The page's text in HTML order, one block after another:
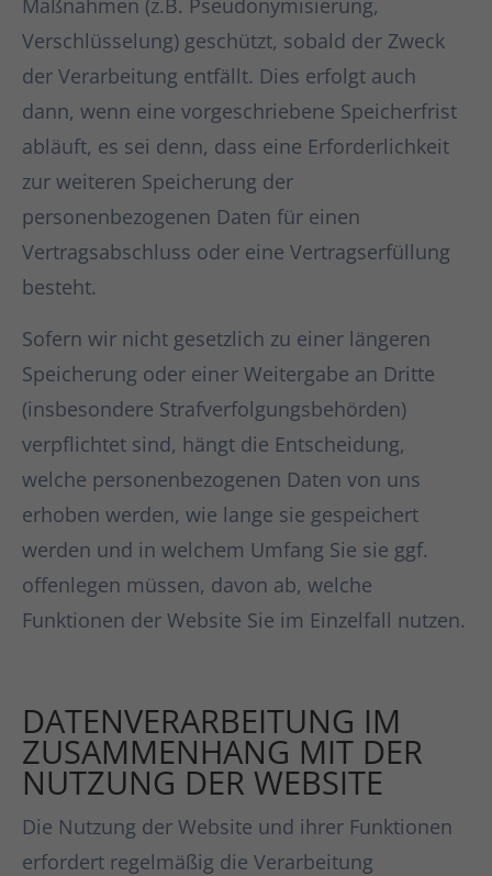
Maßnahmen (z.B. Pseudonymisierung,
Verschlüsselung) geschützt, sobald der Zweck
der Verarbeitung entfällt. Dies erfolgt auch
dann, wenn eine vorgeschriebene Speicherfrist
abläuft, es sei denn, dass eine Erforderlichkeit
zur weiteren Speicherung der
personenbezogenen Daten für einen
Vertragsabschluss oder eine Vertragserfüllung
besteht.
Sofern wir nicht gesetzlich zu einer längeren
Speicherung oder einer Weitergabe an Dritte
(insbesondere Strafverfolgungsbehörden)
verpflichtet sind, hängt die Entscheidung,
welche personenbezogenen Daten von uns
erhoben werden, wie lange sie gespeichert
werden und in welchem Umfang Sie sie ggf.
offenlegen müssen, davon ab, welche
Funktionen der Website Sie im Einzelfall nutzen.
DATENVERARBEITUNG IM
ZUSAMMENHANG MIT DER
NUTZUNG DER WEBSITE
Die Nutzung der Website und ihrer Funktionen
erfordert regelmäßig die Verarbeitung